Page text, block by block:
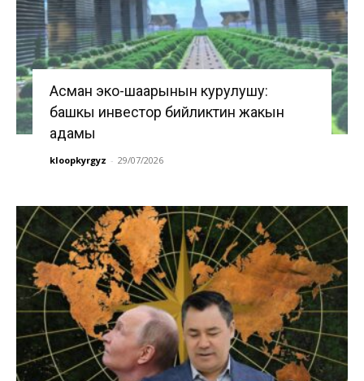
Асман эко-шаарынын курулушу:
башкы инвестор бийликтин жакын
адамы
kloopkyrgyz - 29/07/2026